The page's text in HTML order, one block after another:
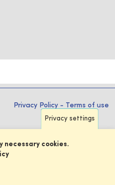
Privacy Policy - Terms of use
Privacy settings
necessary cookies.